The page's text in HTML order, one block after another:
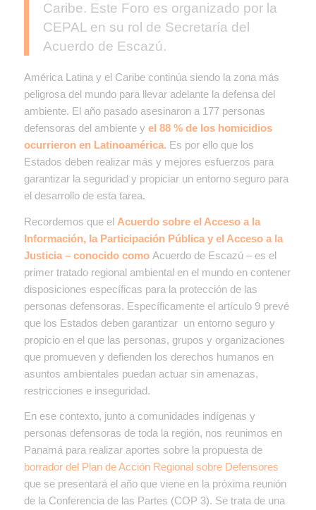
Caribe. Este Foro es organizado por la
CEPAL en su rol de Secretaría del
Acuerdo de Escazú.
América Latina y el Caribe continúa siendo la zona más
peligrosa del mundo para llevar adelante la defensa del
ambiente. El año pasado asesinaron a 177 personas
defensoras del ambiente y el 88 % de los homicidios
ocurrieron en Latinoamérica. Es por ello que los
Estados deben realizar más y mejores esfuerzos para
garantizar la seguridad y propiciar un entorno seguro para
el desarrollo de esta tarea.
Recordemos que el Acuerdo sobre el Acceso a la
Información, la Participación Pública y el Acceso a la
Justicia – conocido como Acuerdo de Escazú – es el
primer tratado regional ambiental en el mundo en contener
disposiciones específicas para la protección de las
personas defensoras. Específicamente el artículo 9 prevé
que los Estados deben garantizar un entorno seguro y
propicio en el que las personas, grupos y organizaciones
que promueven y defienden los derechos humanos en
asuntos ambientales puedan actuar sin amenazas,
restricciones e inseguridad.
En ese contexto, junto a comunidades indígenas y
personas defensoras de toda la región, nos reunimos en
Panamá para realizar aportes sobre la propuesta de
borrador del Plan de Acción Regional sobre Defensores
que se presentará el año que viene en la próxima reunión
de la Conferencia de las Partes (COP 3). Se trata de una